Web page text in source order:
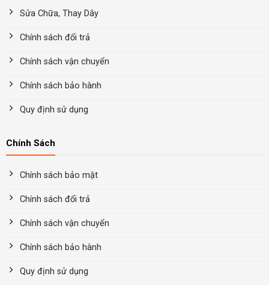
Sửa Chữa, Thay Dây
Chính sách đổi trả
Chính sách vận chuyển
Chính sách bảo hành
Quy định sử dụng
Chính Sách
Chính sách bảo mật
Chính sách đổi trả
Chính sách vận chuyển
Chính sách bảo hành
Quy định sử dụng